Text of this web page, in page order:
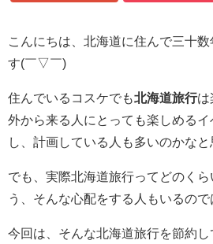
こんにちは、北海道に住んで三十
す(￣▽￣)
住んでいるコスケでも北海道旅行は
外から来る人にとっても楽しめる
し、計画している人も多いのかなと
でも、実際北海道旅行ってどのくら
う、そんな心配をする人もいるので
今回は、そんな北海道旅行を節約